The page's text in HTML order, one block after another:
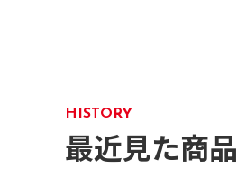
HISTORY
最近見た商品